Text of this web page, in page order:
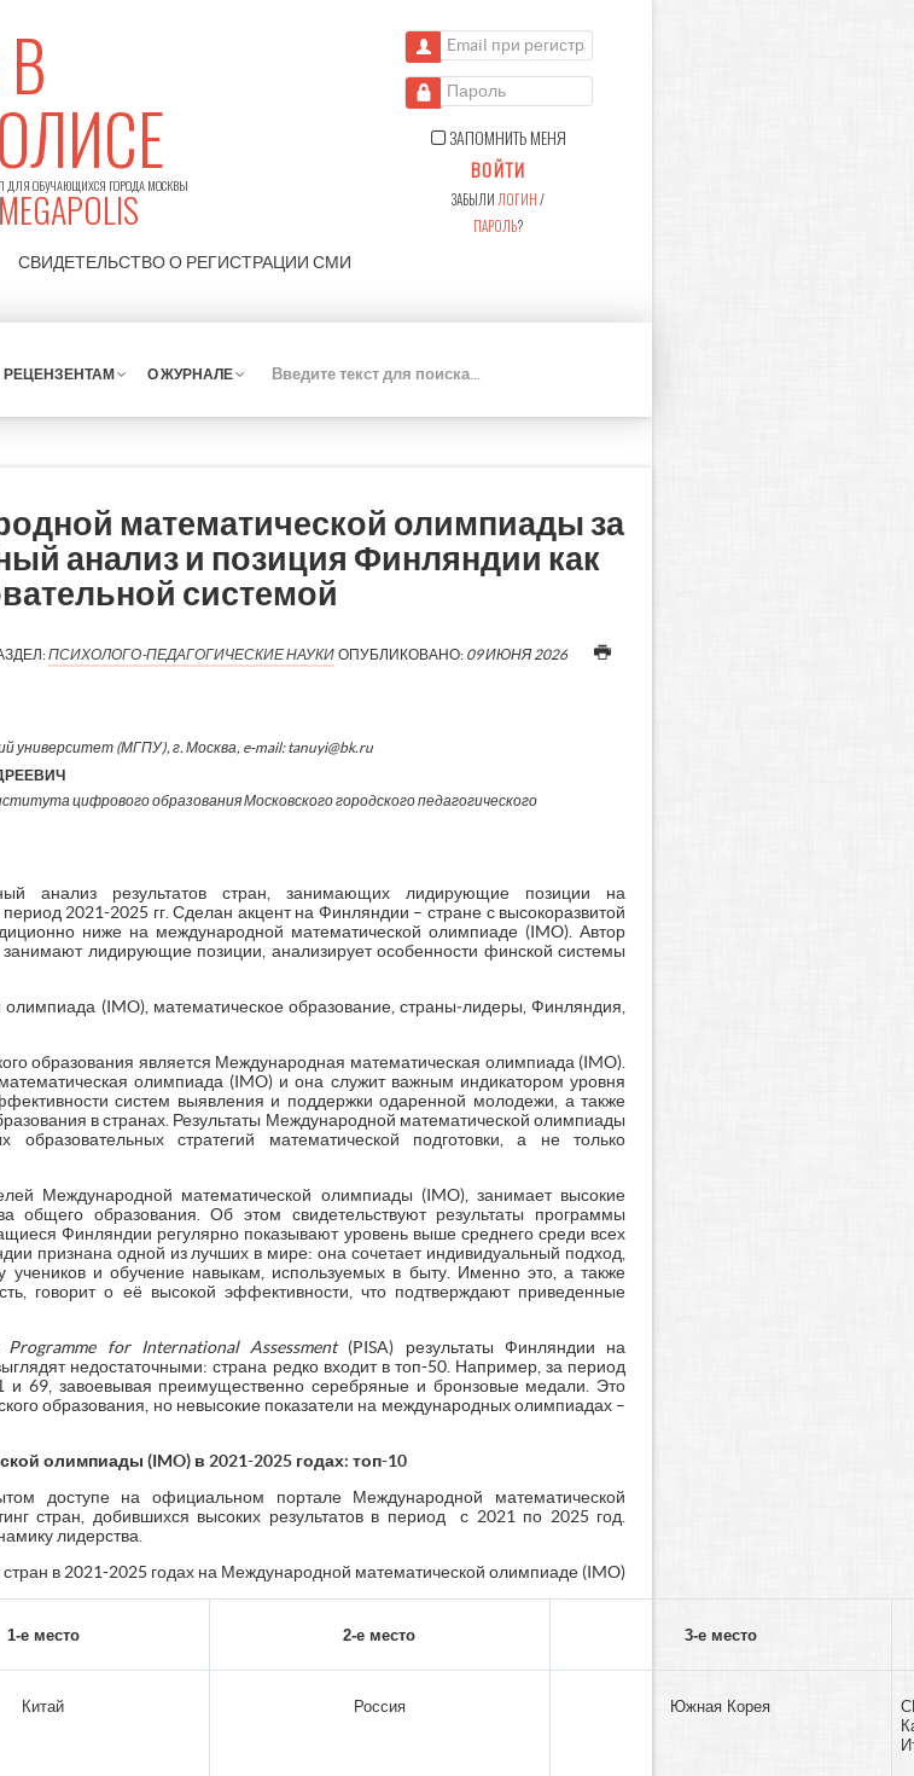
ОБУЧАЮЩИХСЯ ГОРОДА МОСКВЫ
СВИДЕТЕЛЬСТВО О РЕГИСТРАЦИИ СМИ
Email при регистрации
Пароль
ЗАПОМНИТЬ МЕНЯ
ВОЙТИ
ЗАБЫЛИ ЛОГИН/
ПАРОЛЬ?
РЕЦЕНЗЕНТАМ О ЖУРНАЛЕ
К
математической олимпиады за
анализ и позиция Финляндии как
системой
ПСИХОЛОГО-ПЕДАГОГИЧЕСКИЕ НАУКИ ОПУБЛИКОВАНО: 09 ИЮНЯ 2026
университет (МГПУ), г. Москва, e-mail: tanuyi@bk.ru
цифрового образования Московского городского педагогического
анализ результатов стран, занимающих лидирующие позиции на
2021-2025 гг. Сделан акцент на Финляндии – стране с высокоразвитой
ниже на международной математической олимпиаде (IMO). Автор
лидирующие позиции, анализирует особенности финской системы
(IMO), математическое образование, страны‑лидеры, Финляндия,
образования является Международная математическая олимпиада (IMO).
олимпиада (IMO) и она служит важным индикатором уровня
систем выявления и поддержки одаренной молодежи, а также
в странах. Результаты Международной математической олимпиады
образовательных стратегий математической подготовки, а не только
Международной математической олимпиады (IMO), занимает высокие
общего образования. Об этом свидетельствуют результаты программы
Финляндии регулярно показывают уровень выше среднего среди всех
признана одной из лучших в мире: она сочетает индивидуальный подход,
учеников и обучение навыкам, используемых в быту. Именно это, а также
говорит о её высокой эффективности, что подтверждают приведенные
Programme for International Assessment(PISA) результаты Финляндии на
недостаточными: страна редко входит в топ-50. Например, за период
69, завоевывая преимущественно серебряные и бронзовые медали. Это
образования, но невысокие показатели на международных олимпиадах –
олимпиады (IMO) в 2021-2025 годах: топ-10
доступе на официальном портале Международной математической
стран, добившихся высоких результатов в период с 2021 по 2025 год.
лидерства.
стран в 2021-2025 годах на Международной математической олимпиаде (IMO)
1-е место 2-е место 3-е место
Китай Россия Южная Корея